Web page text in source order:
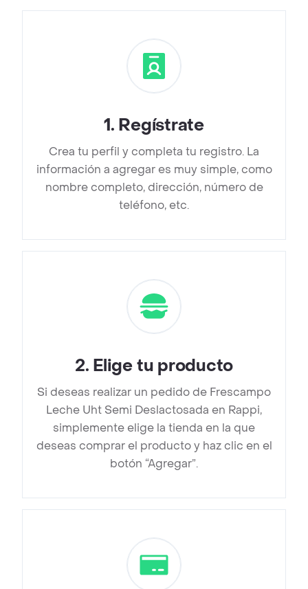
1. Regístrate
Crea tu perfil y completa tu registro. La
información a agregar es muy simple, como
nombre completo, dirección, número de
teléfono, etc.
2. Elige tu producto
Si deseas realizar un pedido de Frescampo
Leche Uht Semi Deslactosada en Rappi,
simplemente elige la tienda en la que
deseas comprar el producto y haz clic en el
botón “Agregar”.